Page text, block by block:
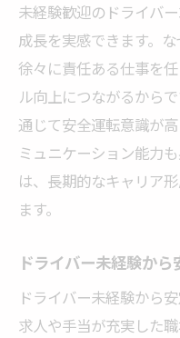
未経験歓迎のドライバ
成長を実感できます。
徐々に責任ある仕事を
ル向上につながるから
通じて安全運転意識が
ミュニケーション能力
は、長期的なキャリア
ます。
ドライバー未経験か
ドライバー未経験から
求人や手当が充実した